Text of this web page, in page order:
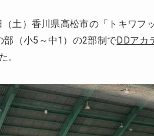
土）香川県高松市の「トキワフ
部（小5～中1）の2部制でDDアカ
。